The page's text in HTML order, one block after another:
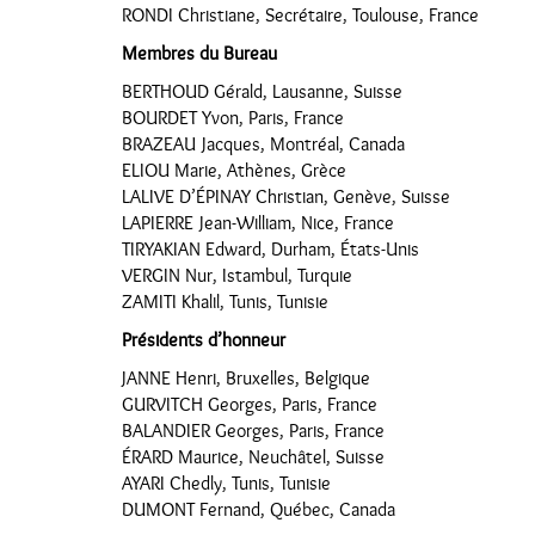
RONDI Christiane, Secrétaire, Toulouse, France
Membres du Bureau
BERTHOUD Gérald, Lausanne, Suisse
BOURDET Yvon, Paris, France
BRAZEAU Jacques, Montréal, Canada
ELIOU Marie, Athènes, Grèce
LALIVE D’ÉPINAY Christian, Genève, Suisse
LAPIERRE Jean-William, Nice, France
TIRYAKIAN Edward, Durham, États-Unis
VERGIN Nur, Istambul, Turquie
ZAMITI Khalil, Tunis, Tunisie
Présidents d’honneur
JANNE Henri, Bruxelles, Belgique
GURVITCH Georges, Paris, France
BALANDIER Georges, Paris, France
ÉRARD Maurice, Neuchâtel, Suisse
AYARI Chedly, Tunis, Tunisie
DUMONT Fernand, Québec, Canada